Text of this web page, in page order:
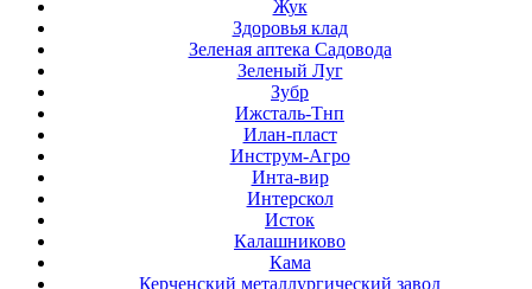
Жук
Здоровья клад
Зеленая аптека Садовода
Зеленый Луг
Зубр
Ижсталь-Тнп
Илан-пласт
Инструм-Агро
Инта-вир
Интерскол
Исток
Калашниково
Кама
Керченский металлургический завод